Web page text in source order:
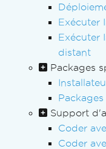
Exécuter
Exécuter
distant
Packages
Support
Coder
Coder